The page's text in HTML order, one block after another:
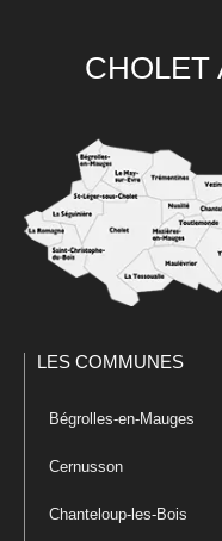
CHOLET
LES COMMUNES
Bégrolles-en-Mauges
Cernusson
Chanteloup-les-Bois